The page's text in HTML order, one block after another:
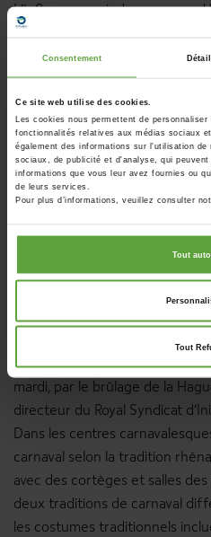
Consentement
Ce site web utilise des cookies.
Les cookies nous permettent de
fonctionnalités relatives aux médias sociaux
également des informations sur l'utilisation
sociaux, de publicité et d'analyse, qui
informations que vous leur avez fournies ou
de leurs services.
Pour plus d’informations, veuillez consulter
Tout
Tout
L’influence moindre que prend
sur les réservations en 2024
14 février tombait sur le
le lendemain des festivités de
identique à l’année 2018, où la
même jour et n’engendrait
Le Carnaval attire des
Malgré que le carnaval ait peu
Malmedy est très fréquenté. «
Malmedy s'est très bien
conviviale. 20.000 visiteurs
cortège du dimanche,
sociétés musicales et 26
mardi, par le brûlage de la
directeur du Royal Syndicat
Dans les centres
carnaval selon la tradition
avec des cortèges et salles
deux traditions de carnaval
les costumes traditionnels